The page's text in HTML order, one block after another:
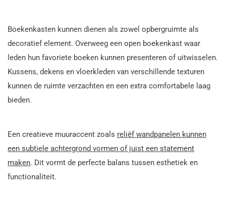
Boekenkasten kunnen dienen als zowel opbergruimte als
decoratief element. Overweeg een open boekenkast waar
leden hun favoriete boeken kunnen presenteren of uitwisselen.
Kussens, dekens en vloerkleden van verschillende texturen
kunnen de ruimte verzachten en een extra comfortabele laag
bieden.
Een creatieve muuraccent zoals reliëf wandpanelen kunnen
een subtiele achtergrond vormen of juist een statement
maken. Dit vormt de perfecte balans tussen esthetiek en
functionaliteit.